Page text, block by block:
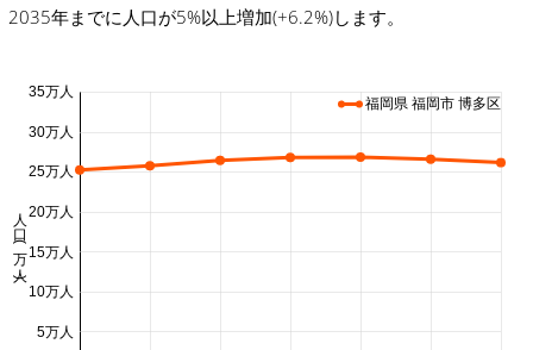
2035年までに人口が5%以上増加(+6.2%)します。
5万人
10万人
15万人
20万人
25万人
30万人
35万人
人口 (万人)
福岡県 福岡市 博多区